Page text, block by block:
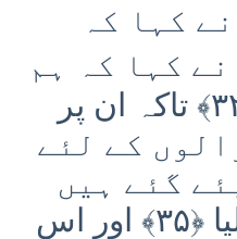
ابراہیمؑ نے کہا کہ
ہے؟ ﴿۳۱﴾ انہوں نے کہا کہ ہم
گنہگار لوگوں کی طرف بھیجے گئے ہیں ﴿۳۲﴾ تاکہ ان پر
والوں کے لئے
گئے ہیں
﴿۳۴﴾ تو وہاں جتنے مومن تھے ان کو ہم نے نکال لیا ﴿۳۵﴾ اور اس